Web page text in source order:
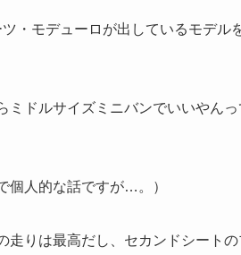
・モデューロが出しているモデル
ミドルサイズミニバンでいいやん
個人的な話ですが…。）
走りは最高だし、セカンドシート